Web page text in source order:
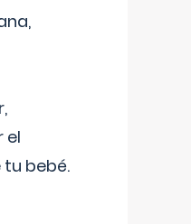
el
bebé.